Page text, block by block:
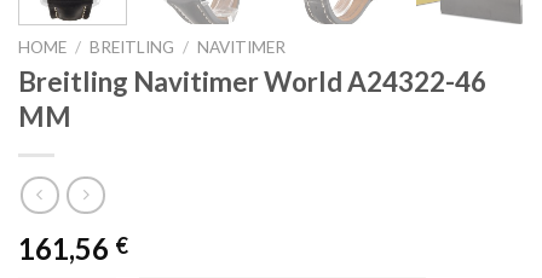
HOME / BREITLING / NAVITIMER
Breitling Navitimer World A24322-46
MM
161,56 €